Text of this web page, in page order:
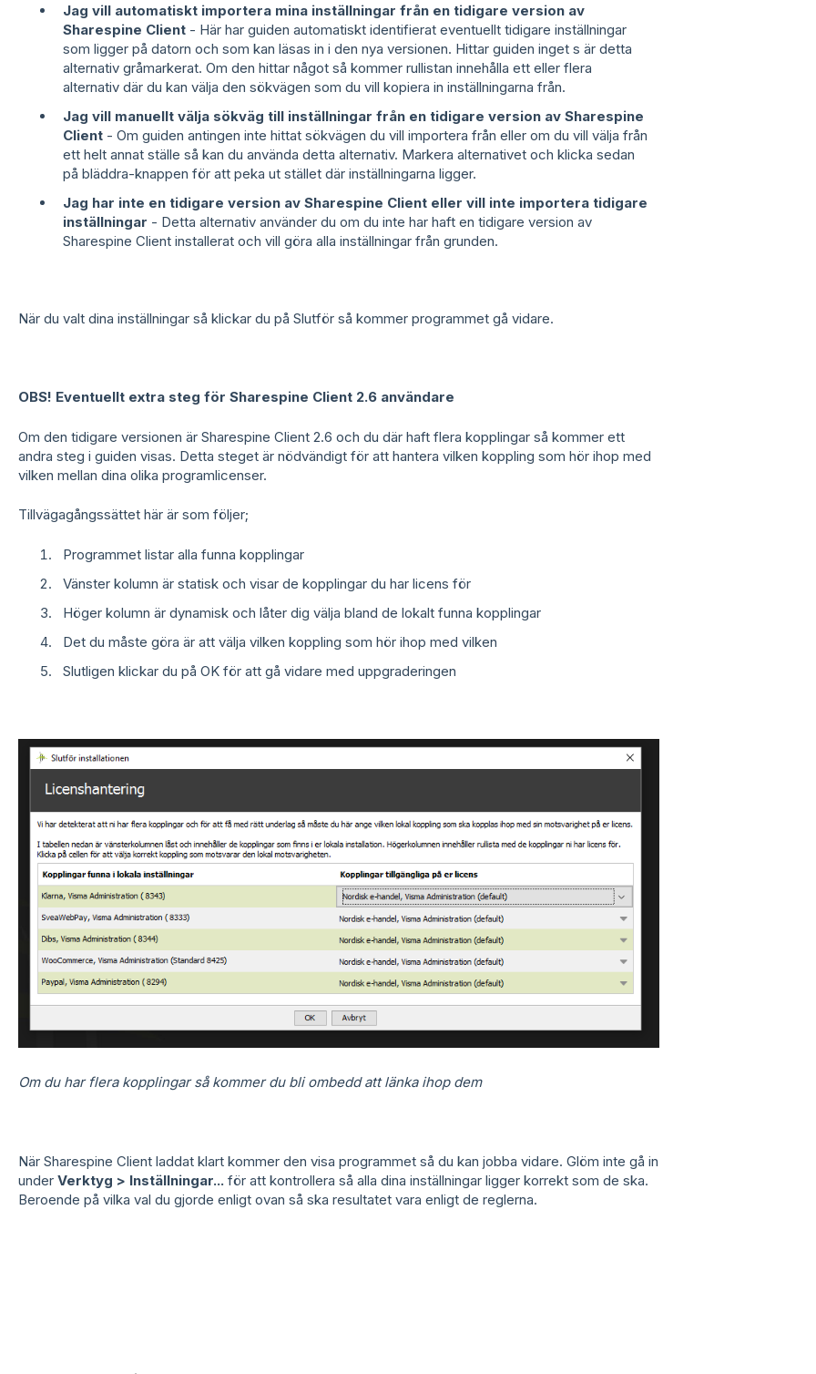
Jag vill automatiskt importera mina inställningar från en tidigare version av
Sharespine Client- Här har guiden automatiskt identifierat eventuellt tidigare inställningar
som ligger på datorn och som kan läsas in i den nya versionen. Hittar guiden inget s är detta
alternativ gråmarkerat. Om den hittar något så kommer rullistan innehålla ett eller flera
alternativ där du kan välja den sökvägen som du vill kopiera in inställningarna från.
Jag vill manuellt välja sökväg till inställningar från en tidigare version av Sharespine
Client- Om guiden antingen inte hittat sökvägen du vill importera från eller om du vill välja från
ett helt annat ställe så kan du använda detta alternativ. Markera alternativet och klicka sedan
på bläddra-knappen för att peka ut stället där inställningarna ligger.
Jag har inte en tidigare version av Sharespine Client eller vill inte importera tidigare
inställningar - Detta alternativ använder du om du inte har haft en tidigare version av
Sharespine Client installerat och vill göra alla inställningar från grunden.
När du valt dina inställningar så klickar du på Slutför så kommer programmet gå vidare.
OBS! Eventuellt extra steg för Sharespine Client 2.6 användare
Om den tidigare versionen är Sharespine Client 2.6 och du där haft flera kopplingar så kommer ett
andra steg i guiden visas. Detta steget är nödvändigt för att hantera vilken koppling som hör ihop med
vilken mellan dina olika programlicenser.
Tillvägagångssättet här är som följer;
Programmet listar alla funna kopplingar
Vänster kolumn är statisk och visar de kopplingar du har licens för
Höger kolumn är dynamisk och låter dig välja bland de lokalt funna kopplingar
Det du måste göra är att välja vilken koppling som hör ihop med vilken
Slutligen klickar du på OK för att gå vidare med uppgraderingen
Om du har flera kopplingar så kommer du bli ombedd att länka ihop dem
När Sharespine Client laddat klart kommer den visa programmet så du kan jobba vidare. Glöm inte gå in
under Verktyg > Inställningar...för att kontrollera så alla dina inställningar ligger korrekt som de ska.
Beroende på vilka val du gjorde enligt ovan så ska resultatet vara enligt de reglerna.